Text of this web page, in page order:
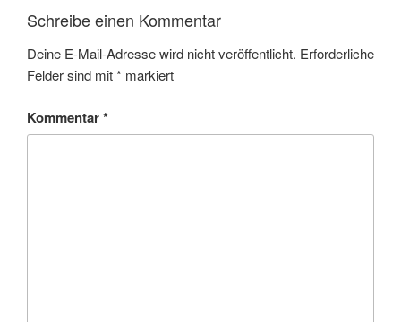
Schreibe einen Kommentar
Deine E-Mail-Adresse wird nicht veröffentlicht. Erforderliche
Felder sind mit* markiert
Kommentar*